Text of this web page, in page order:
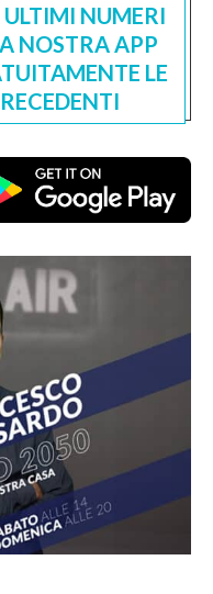
ULTIMI NUMERI
NOSTRA APP
LE